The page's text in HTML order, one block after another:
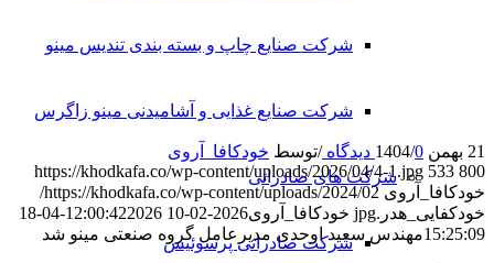
شرکت صنایع چاپ و بسته بندی تندیس مینو
شرکت صنایع غذایی و آشامیدنی مینو زاگرس
شرکت های صادراتی
شرکت صادراتی پرسوئیس
21 بهمن 1404 /0 دیدگاه /توسط خودکافا_آر‌وی
https://khodkafa.co/wp-content/uploads/2026/04/4-1.jpg 533 800
خودکافا_آر‌وی
https://khodkafa.co/wp-content/uploads/2024/02/
خودکفایی_هدر.jpg
خودکافا_آر‌وی2026-02-10 12:00:42
2026-04-18
15:25:09مهندس سعید اوحدی مدیرعامل گروه صنعتی مینو شد